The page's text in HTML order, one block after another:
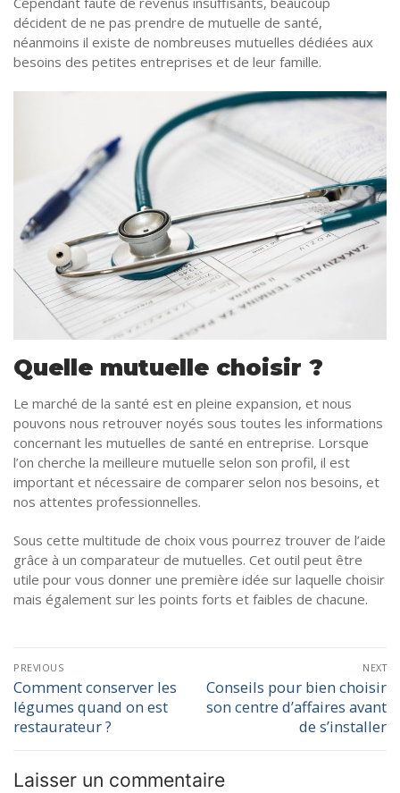
décident de ne pas prendre de mutuelle de santé,
néanmoins il existe de nombreuses mutuelles dédiées aux
besoins des petites entreprises et de leur famille.
Quelle mutuelle choisir ?
Le marché de la santé est en pleine expansion, et nous
pouvons nous retrouver noyés sous toutes les informations
concernant les mutuelles de santé en entreprise. Lorsque
l’on cherche la meilleure mutuelle selon son profil, il est
important et nécessaire de comparer selon nos besoins, et
nos attentes professionnelles.
Sous cette multitude de choix vous pourrez trouver de l’aide
grâce à un comparateur de mutuelles. Cet outil peut être
utile pour vous donner une première idée sur laquelle choisir
mais également sur les points forts et faibles de chacune.
PREVIOUS
Comment conserver les
légumes quand on est
restaurateur ?
NEXT
Conseils pour bien choisir
son centre d’affaires avant
de s’installer
Laisser un commentaire